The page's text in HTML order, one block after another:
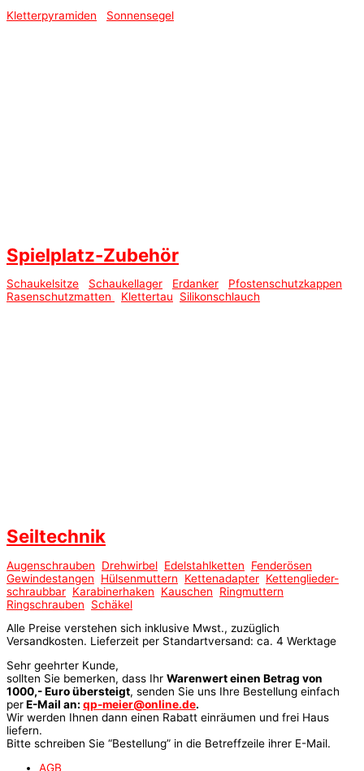
Kletterpyramiden Sonnensegel
Spielplatz-Zubehör
Schaukelsitze Schaukellager Erdanker
Pfostenschutzkappen
Rasenschutzmatten
Klettertau Silikonschlauch
Seiltechnik
Augenschrauben Drehwirbel Edelstahlketten
Fenderösen
Gewindestangen
Hülsenmuttern Kettenadapter Kettenglieder-
schraubbar Karabinerhaken Kauschen
Ringmuttern
Ringschrauben
Schäkel
Alle Preise verstehen sich inklusive Mwst., zuzüglich
Versandkosten. Lieferzeit per Standartversand: ca. 4 Werktage
Sehr geehrter Kunde,
sollten Sie bemerken, dass Ihr Warenwert einen Betrag von
1000,- Euro übersteigt, senden Sie uns Ihre Bestellung einfach
perE-Mail an: qp-meier@online.de.
Wir werden Ihnen dann einen Rabatt einräumen und frei Haus
liefern.
Bitte schreiben Sie “Bestellung” in die Betreffzeile ihrer E-Mail.
AGB